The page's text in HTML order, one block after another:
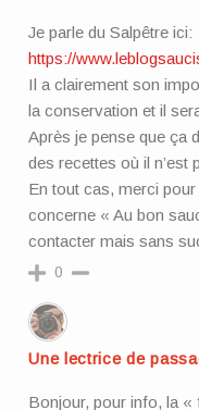
Je parle du Salpêtre ici:
https://
Il a clairement son
la conservation et il
Après je pense que ça
des recettes où il n’est
En tout cas, merci
concerne « Au bon
contacter mais sans
0
Une lectrice de
Bonjour, pour info, la